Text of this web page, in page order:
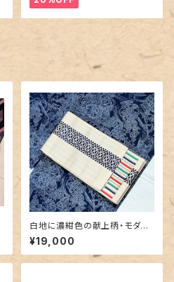
白地に濃紺色の献上柄・モダン
なボーダー 博多織りリバーシ
ブル半幅帯
¥19,000